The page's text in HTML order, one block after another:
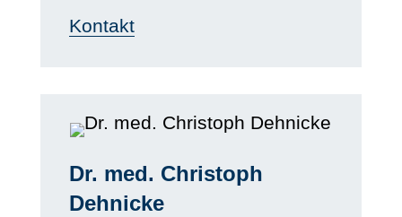
Kontakt
Dr. med. Christoph
Dehnicke